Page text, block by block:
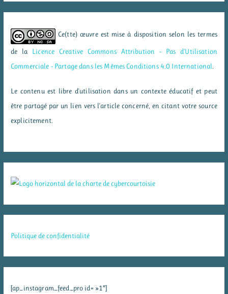
Ce(tte) œuvre est mise à disposition selon les termes
de la Licence Creative Commons Attribution - Pas d’Utilisation
Commerciale - Partage dans les Mêmes Conditions 4.0 International
Le contenu est libre d'utilisation dans un contexte éducatif et peut
être partagé par un lien vers l'article concerné, en citant votre source
explicitement.
Politique de confidentialité
[ap_instagram_feed_pro id= »1″]